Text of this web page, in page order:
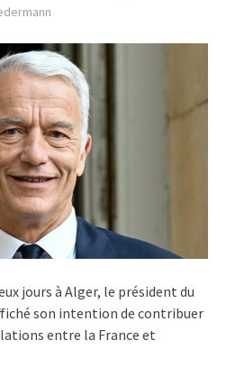
jours à Alger, le président du
son intention de contribuer
entre la France et